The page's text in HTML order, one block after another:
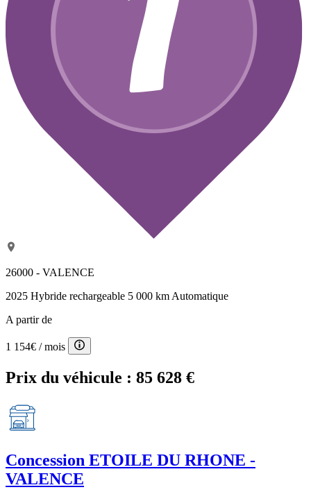
26000 - VALENCE
2025 Hybride rechargeable 5 000 km Automatique
A partir de
1 154€ / mois
Prix du véhicule : 85 628 €
Concession ETOILE DU RHONE -
VALENCE